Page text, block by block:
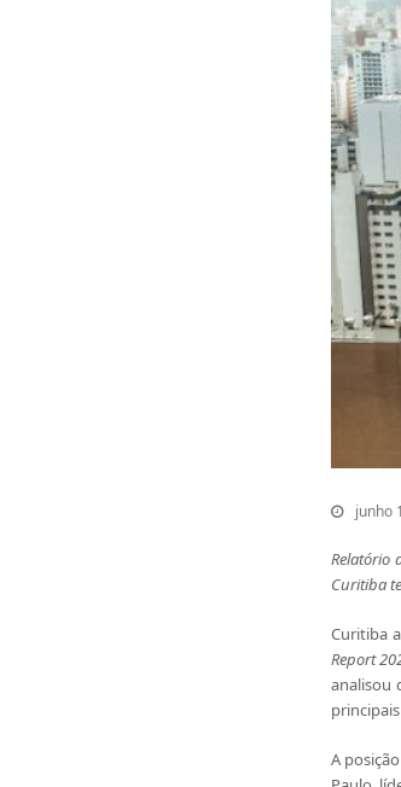
junho
Relatório
Curitiba
Curitiba
Report
analisou
A